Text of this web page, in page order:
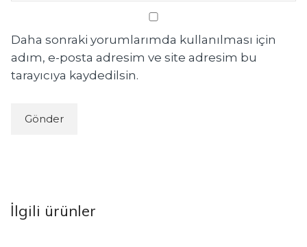
Daha sonraki yorumlarımda kullanılması için
adım, e-posta adresim ve site adresim bu
tarayıcıya kaydedilsin.
İlgili ürünler